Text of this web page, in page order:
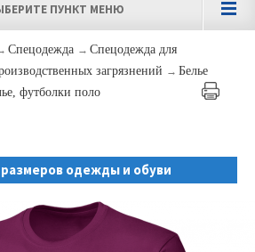
ПУНКТ МЕНЮ
Спецодежда → Спецодежда для
загрязнений → Белье
футболки поло
одежды и обуви